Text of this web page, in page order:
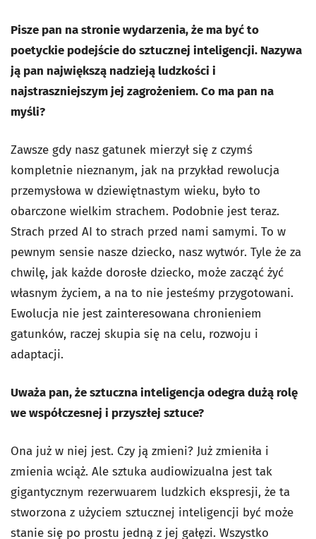
Pisze pan na stronie wydarzenia, że ma być to
poetyckie podejście do sztucznej inteligencji. Nazywa
ją pan największą nadzieją ludzkości i
najstraszniejszym jej zagrożeniem. Co ma pan na
myśli?
Zawsze gdy nasz gatunek mierzył się z czymś
kompletnie nieznanym, jak na przykład rewolucja
przemysłowa w dziewiętnastym wieku, było to
obarczone wielkim strachem. Podobnie jest teraz.
Strach przed AI to strach przed nami samymi. To w
pewnym sensie nasze dziecko, nasz wytwór. Tyle że za
chwilę, jak każde dorosłe dziecko, może zacząć żyć
własnym życiem, a na to nie jesteśmy przygotowani.
Ewolucja nie jest zainteresowana chronieniem
gatunków, raczej skupia się na celu, rozwoju i
adaptacji.
Uważa pan, że sztuczna inteligencja odegra dużą rolę
we współczesnej i przyszłej sztuce?
Ona już w niej jest. Czy ją zmieni? Już zmieniła i
zmienia wciąż. Ale sztuka audiowizualna jest tak
gigantycznym rezerwuarem ludzkich ekspresji, że ta
stworzona z użyciem sztucznej inteligencji być może
stanie się po prostu jedną z jej gałęzi. Wszystko